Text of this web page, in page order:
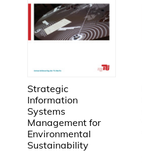
Strategic
Information
Systems
Management for
Environmental
Sustainability